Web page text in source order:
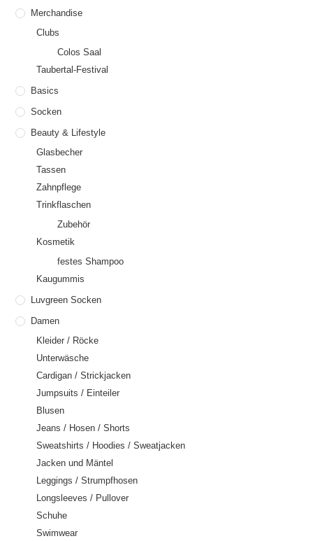
Merchandise
Clubs
Colos Saal
Taubertal-Festival
Basics
Socken
Beauty & Lifestyle
Glasbecher
Tassen
Zahnpflege
Trinkflaschen
Zubehör
Kosmetik
festes Shampoo
Kaugummis
Luvgreen Socken
Damen
Kleider / Röcke
Unterwäsche
Cardigan / Strickjacken
Jumpsuits / Einteiler
Blusen
Jeans / Hosen / Shorts
Sweatshirts / Hoodies / Sweatjacken
Jacken und Mäntel
Leggings / Strumpfhosen
Longsleeves / Pullover
Schuhe
Swimwear